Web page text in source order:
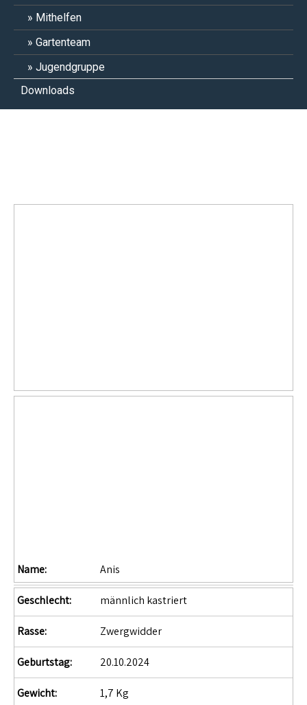
Mithelfen
Gartenteam
Jugendgruppe
Downloads
Name: Anis
Geschlecht: männlich kastriert
Rasse: Zwergwidder
Geburtstag: 20.10.2024
Gewicht: 1,7 Kg